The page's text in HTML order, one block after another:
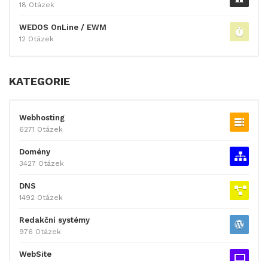
18 Otázek
WEDOS OnLine / EWM
12 Otázek
KATEGORIE
Webhosting
6271 Otázek
Domény
3427 Otázek
DNS
1492 Otázek
Redakční systémy
976 Otázek
WebSite